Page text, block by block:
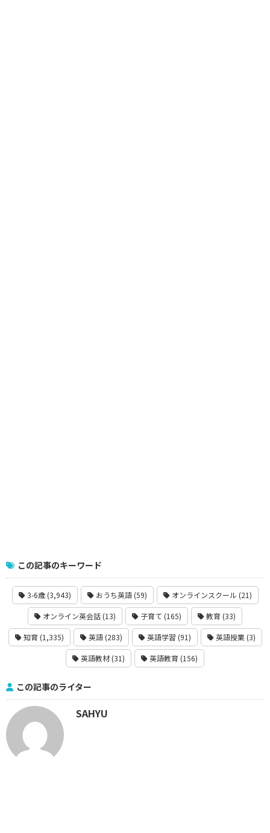
この記事のキーワード
3-6歳 (3,943) おうち英語 (59) オンラインスクール (21)
オンライン英会話 (13) 子育て (165) 教育 (33)
知育 (1,335) 英語 (283) 英語学習 (91) 英語授業 (3)
英語教材 (31) 英語教育 (156)
この記事のライター
SAHYU